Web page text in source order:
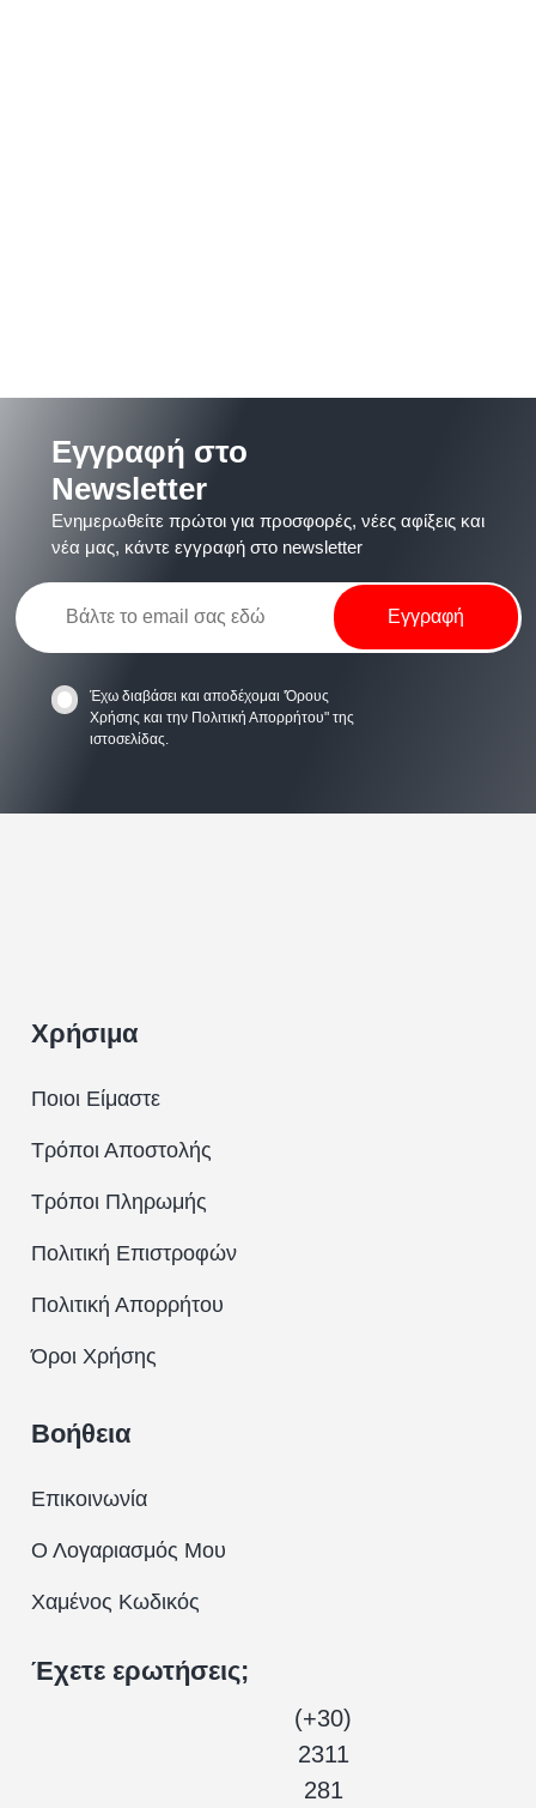
Εγγραφή στο
Newsletter
Ενημερωθείτε πρώτοι για προσφορές, νέες αφίξεις και
νέα μας, κάντε εγγραφή στο newsletter
Έχω διαβάσει και αποδέχομαι'Όρους
Χρήσης και την Πολιτική Απορρήτου" της
ιστοσελίδας.
Χρήσιμα
Ποιοι Είμαστε
Τρόποι Αποστολής
Τρόποι Πληρωμής
Πολιτική Επιστροφών
Πολιτική Απορρήτου
Όροι Χρήσης
Βοήθεια
Επικοινωνία
Ο Λογαριασμός Μου
Χαμένος Κωδικός
Έχετε ερωτήσεις;
(+30)
2311
281